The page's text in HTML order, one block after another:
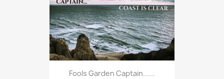
Fools Garden Captain......